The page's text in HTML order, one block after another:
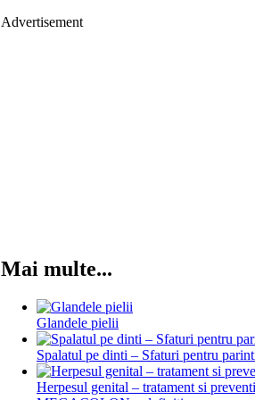
Advertisement
Mai multe...
Glandele pielii
Spalatul pe dinti – Sfaturi pentru
Herpesul genital – tratament si